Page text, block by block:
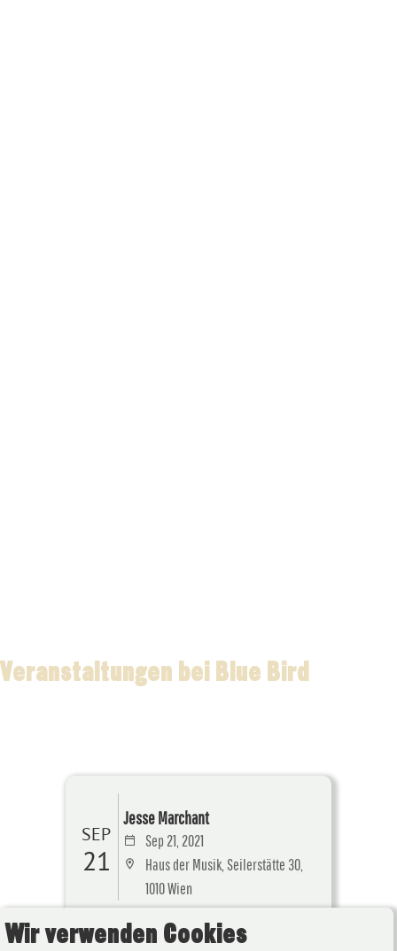
Wir verwenden Cookies
Veranstaltungen bei Blue Bird
SEP
21
Jesse Marchant
Sep 21, 2021
Haus der Musik, Seilerstätte 30,
1010 Wien
Details